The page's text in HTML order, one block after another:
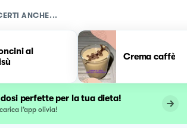
ANCHE...
al
Crema caffè
perfette per la tua dieta!
l’app olivia!